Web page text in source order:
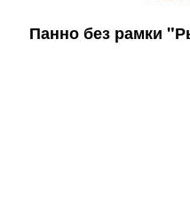
Панно без рамки